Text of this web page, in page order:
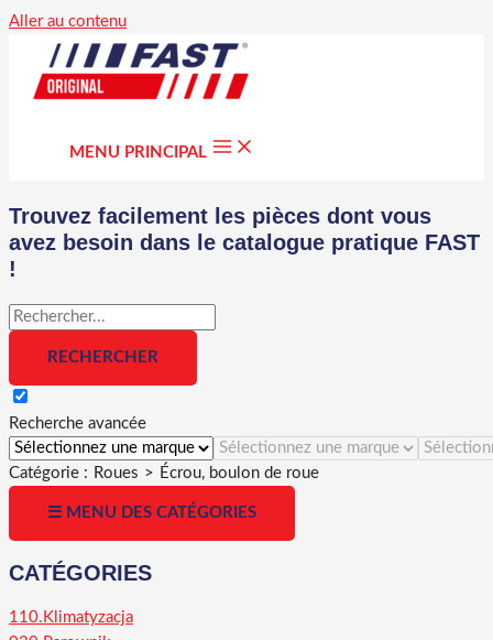
Aller au contenu
MENU PRINCIPAL
Trouvez facilement les pièces dont vous
avez besoin dans le catalogue pratique FAST
!
Recherche avancée
Catégorie : Roues > Écrou, boulon de roue
☰ MENU DES CATÉGORIES
CATÉGORIES
110.Klimatyzacja